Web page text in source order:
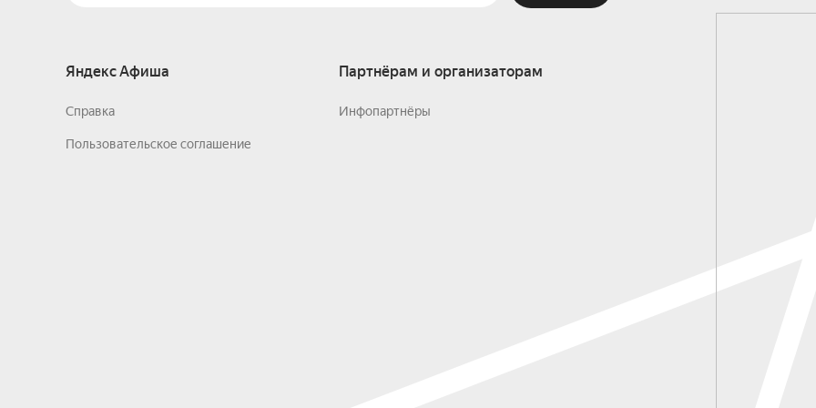
Яндекс Афиша
Справка
Пользовательское соглашение
Партнёрам и организаторам
Инфопартнёры